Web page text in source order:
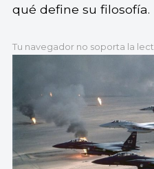
qué define su filosofía.
Tu navegador no soporta la